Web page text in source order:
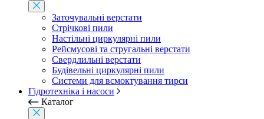
Заточувальні верстати
Стрічкові пили
Настільні циркулярні пили
Рейсмусові та стругальні верстати
Свердлильні верстати
Будівельні циркулярні пили
Системи для всмоктування тирси
Гідротехніка і насоси
Каталог